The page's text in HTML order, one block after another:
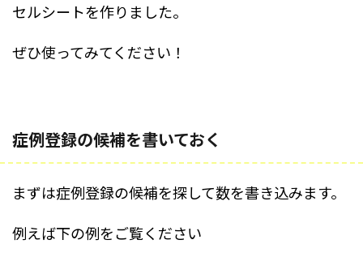
セルシートを作りました。
ぜひ使ってみてください！
症例登録の候補を書いておく
まずは症例登録の候補を探して数を書き込みます。
例えば下の例をご覧ください